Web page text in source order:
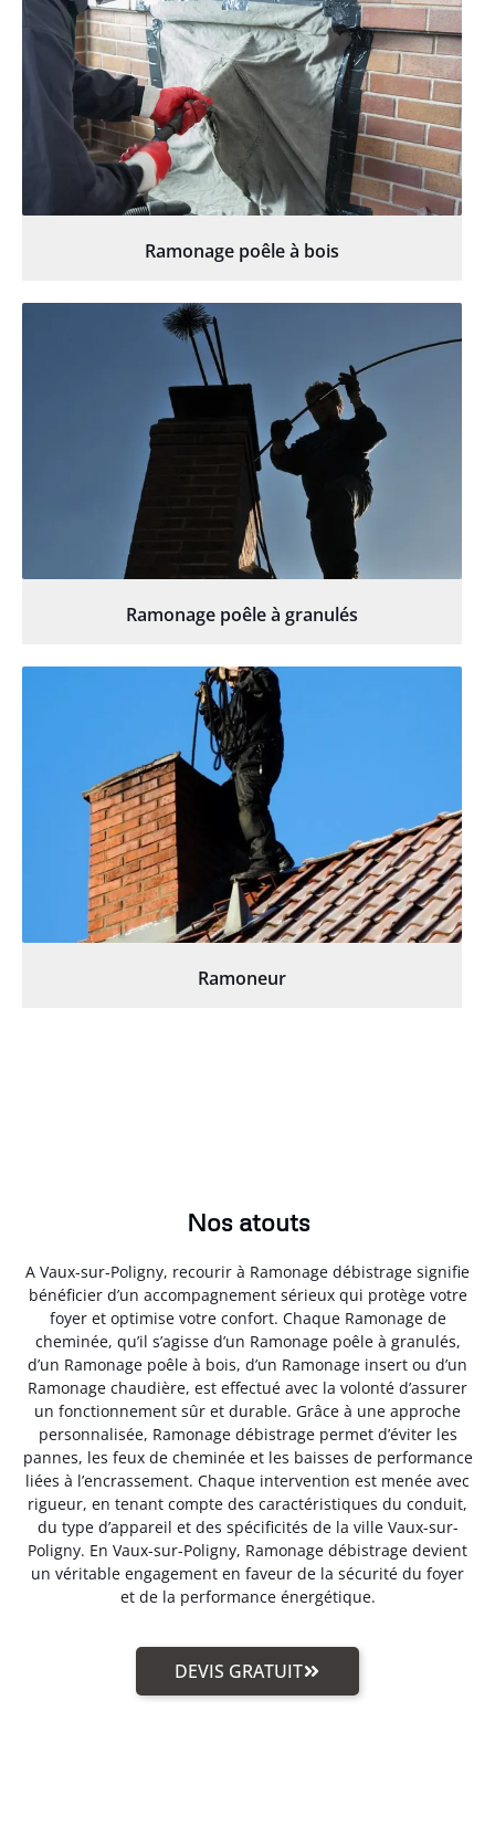
Ramonage poêle à bois
Ramonage poêle à granulés
Ramoneur
Nos atouts
A Vaux-sur-Poligny, recourir à Ramonage débistrage signifie
bénéficier d’un accompagnement sérieux qui protège votre
foyer et optimise votre confort. Chaque Ramonage de
cheminée, qu’il s’agisse d’un Ramonage poêle à granulés,
d’un Ramonage poêle à bois, d’un Ramonage insert ou d’un
Ramonage chaudière, est effectué avec la volonté d’assurer
un fonctionnement sûr et durable. Grâce à une approche
personnalisée, Ramonage débistrage permet d’éviter les
pannes, les feux de cheminée et les baisses de performance
liées à l’encrassement. Chaque intervention est menée avec
rigueur, en tenant compte des caractéristiques du conduit,
du type d’appareil et des spécificités de la ville Vaux-sur-
Poligny. En Vaux-sur-Poligny, Ramonage débistrage devient
un véritable engagement en faveur de la sécurité du foyer
et de la performance énergétique.
DEVIS GRATUIT